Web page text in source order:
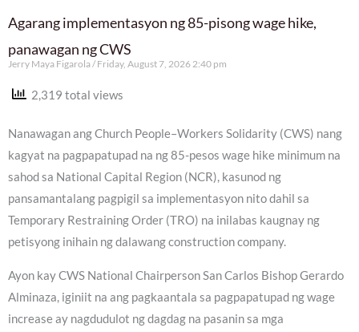
Agarang implementasyon ng 85-pisong wage hike,
panawagan ng CWS
Jerry Maya Figarola Friday, August 7, 2026 2:40 pm
2,319 total views
Nanawagan ang Church People–Workers Solidarity (CWS) nang
kagyat na pagpapatupad na ng 85-pesos wage hike minimum na
sahod sa National Capital Region (NCR), kasunod ng
pansamantalang pagpigil sa implementasyon nito dahil sa
Temporary Restraining Order (TRO) na inilabas kaugnay ng
petisyong inihain ng dalawang construction company.
Ayon kay CWS National Chairperson San Carlos Bishop Gerardo
Alminaza, iginiit na ang pagkaantala sa pagpapatupad ng wage
increase ay nagdudulot ng dagdag na pasanin sa mga